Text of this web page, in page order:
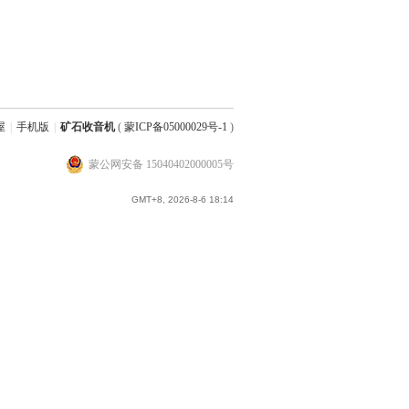
手机版 矿石收音机( 蒙ICP备05000029号-1 )
蒙公网安备 15040402000005号
GMT+8, 2026-8-6 18:14